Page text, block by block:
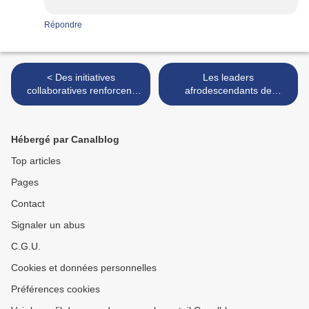
Répondre
< Des initiatives
collaboratives renforcent
l'entrepreneuriat
Les leaders
afrodescendants de
l'Amérique Latine veulent
Hébergé par Canalblog
Top articles
Pages
Contact
Signaler un abus
C.G.U.
Cookies et données personnelles
Préférences cookies